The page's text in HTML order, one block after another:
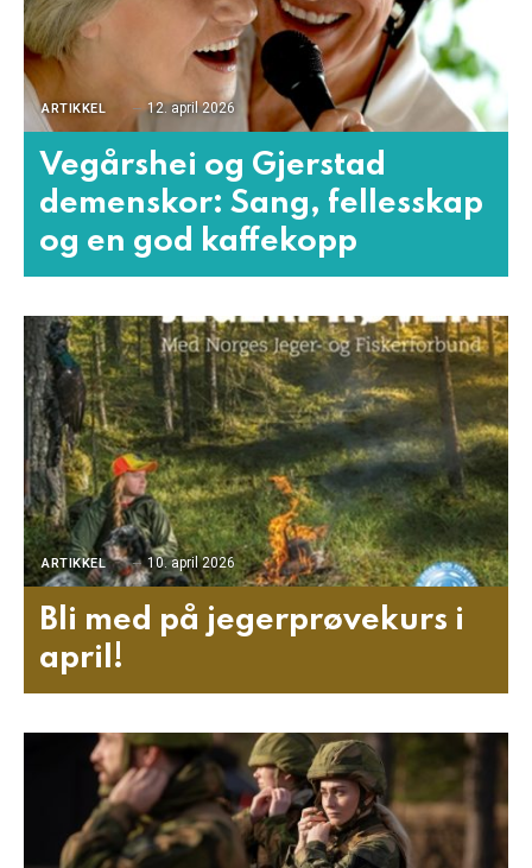
ARTIKKEL 12. april 2026
Vegårshei og Gjerstad
demenskor: Sang, fellesskap
og en god kaffekopp
ARTIKKEL 10. april 2026
Bli med på jegerprøvekurs i
april!